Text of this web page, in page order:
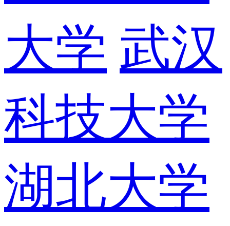
大学 武汉
科技大学
湖北大学